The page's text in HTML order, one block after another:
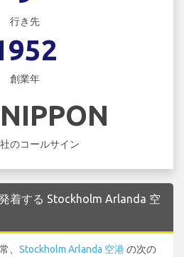
行き先
創業年
のコールサイン
着する Stockholm Arlanda 空
、 Stockholm Arlanda 空港の次の